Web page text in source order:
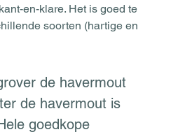
en-klare. Het is goed te
soorten (hartige en
de havermout
de havermout is
goedkope